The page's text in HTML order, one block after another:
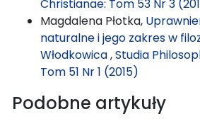
Christianae: Tom 53 Nr 3
Magdalena Płotka,
naturalne i jego zakres w
Włodkowica,Studia
Tom 51 Nr 1 (2015)
Podobne artykuły